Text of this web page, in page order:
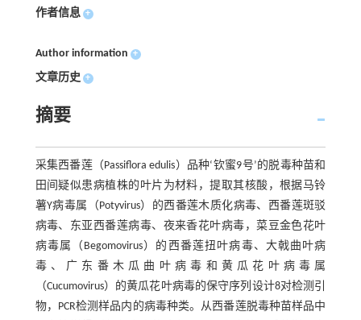
作者信息 +
Author information +
文章历史 +
摘要
采集西番莲（Passiflora edulis）品种‘钦蜜9号’的脱毒种苗和
田间疑似患病植株的叶片为材料，提取其核酸，根据马铃
薯Y病毒属（Potyvirus）的西番莲木质化病毒、西番莲斑驳
病毒、东亚西番莲病毒、夜来香花叶病毒，菜豆金色花叶
病毒属（Begomovirus）的西番莲扭叶病毒、大戟曲叶病
毒、广东番木瓜曲叶病毒和黄瓜花叶病毒属
（Cucumovirus）的黄瓜花叶病毒的保守序列设计8对检测引
物，PCR检测样品内的病毒种类。从西番莲脱毒种苗样品中